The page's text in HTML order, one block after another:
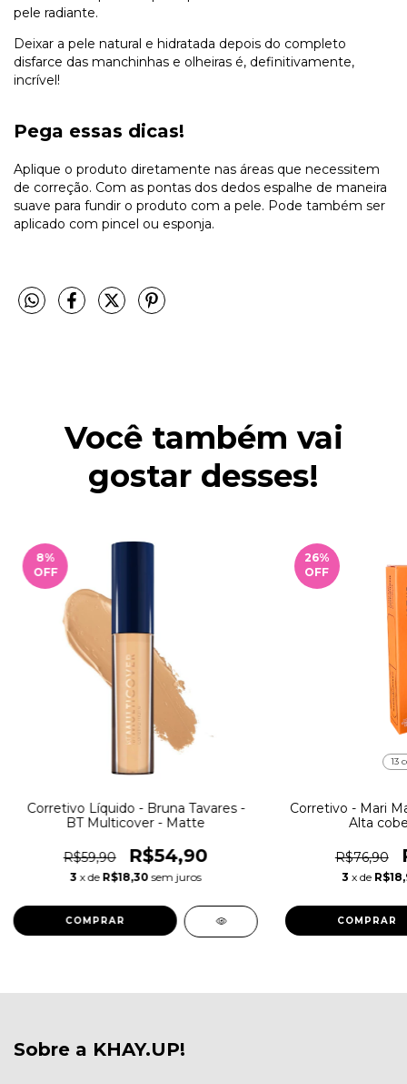
pele radiante.
Deixar a pele natural e hidratada depois do completo
disfarce das manchinhas e olheiras é, definitivamente,
incrível!
Pega essas dicas!
Aplique o produto diretamente nas áreas que necessitem
de correção. Com as pontas dos dedos espalhe de maneira
suave para fundir o produto com a pele. Pode também ser
aplicado com pincel ou esponja.
Você também vai
gostar desses!
8%
OFF
Corretivo Líquido - Bruna Tavares -
BT Multicover - Matte
R$59,90 R$54,90
3 x de R$18,30 sem juros
COMPRAR
26%
OFF
13
Corretivo - Mari
Alta
R$76,90
3 x de
COMPRAR
Sobre a KHAY.UP!